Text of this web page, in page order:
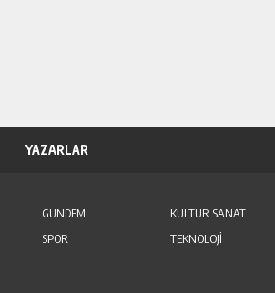
YAZARLAR
GÜNDEM
KÜLTÜR SANAT
SPOR
TEKNOLOJİ